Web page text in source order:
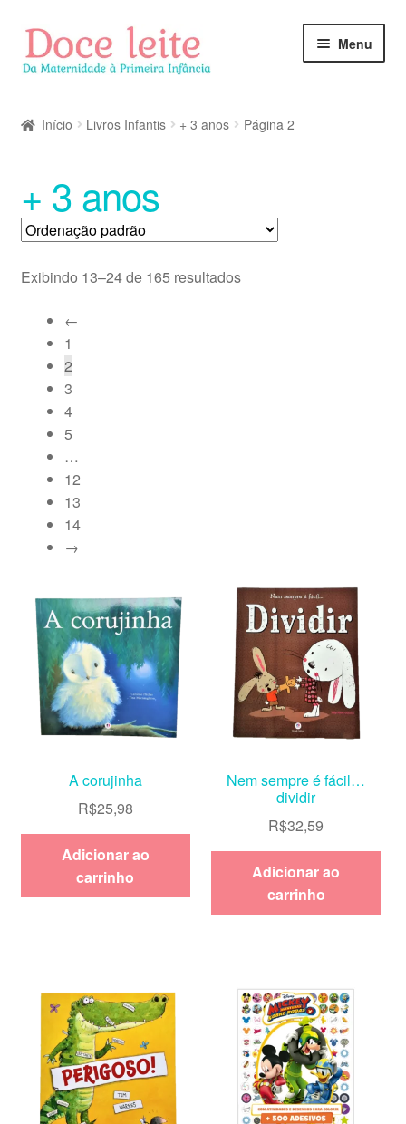
Pular
para
navegação
Pular
para
o
Menu
Início Livros Infantis + 3 anos Página 2
+ 3 anos
Exibindo 13–24 de 165 resultados
←
1
2
3
4
5
…
12
13
14
→
A corujinha
R$25,98
Adicionar ao
carrinho
Nem sempre é fácil…
dividir
R$32,59
Adicionar ao
carrinho